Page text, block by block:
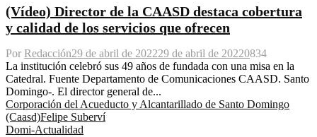
(Vídeo) Director de la CAASD destaca cobertura
y calidad de los servicios que ofrecen
Por Redacción29 de abril de 202229 de abril de 20220834
La institución celebró sus 49 años de fundada con una misa en la
Catedral. Fuente Departamento de Comunicaciones CAASD. Santo
Domingo-. El director general de...
Corporación del Acueducto y Alcantarillado de Santo Domingo
(Caasd)Felipe Suberví
Domi-Actualidad